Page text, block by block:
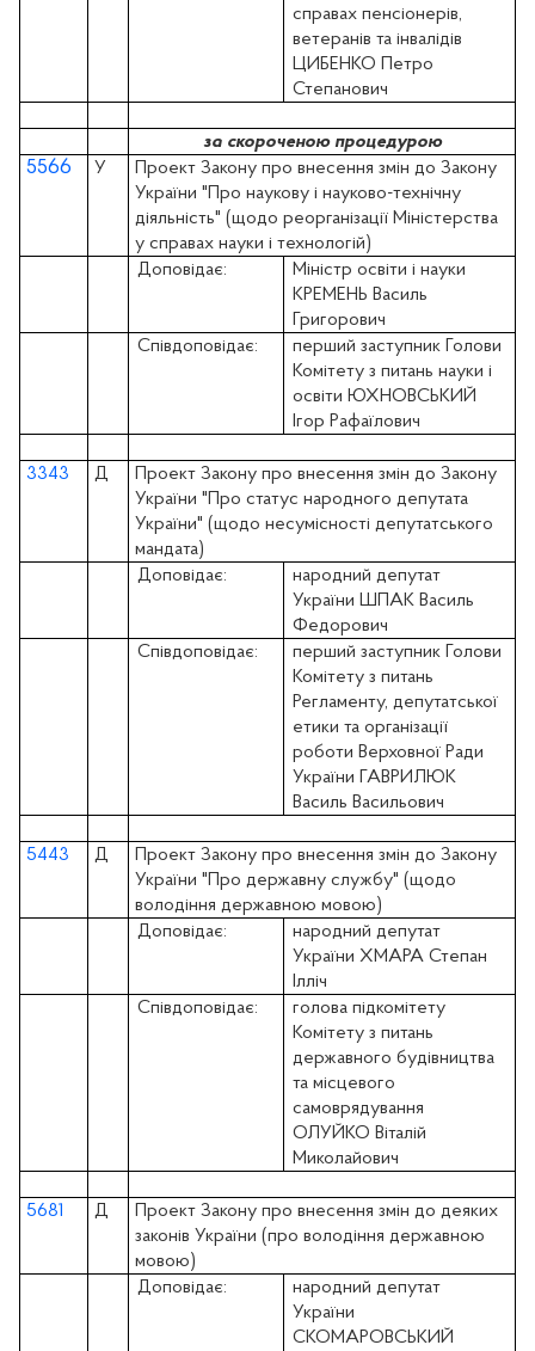
справах пенсіонерів,
ветеранів та інвалідів
ЦИБЕНКО Петро
Степанович
за скороченою процедурою
5566 У
Проект Закону про внесення змін до Закону
України "Про наукову і науково-технічну
діяльність" (щодо реорганізації Міністерства
у справах науки і технологій)
Доповідає:
Міністр освіти і науки
КРЕМЕНЬ Василь
Григорович
Співдоповідає:
перший заступник Голови
Комітету з питань науки і
освіти ЮХНОВСЬКИЙ
Ігор Рафаїлович
3343 Д
Проект Закону про внесення змін до Закону
України "Про статус народного депутата
України" (щодо несумісності депутатського
мандата)
Доповідає:
народний депутат
України ШПАК Василь
Федорович
Співдоповідає:
перший заступник Голови
Комітету з питань
Регламенту, депутатської
етики та організації
роботи Верховної Ради
України ГАВРИЛЮК
Василь Васильович
5443 Д
Проект Закону про внесення змін до Закону
України "Про державну службу" (щодо
володіння державною мовою)
Доповідає:
народний депутат
України ХМАРА Степан
Ілліч
Співдоповідає:
голова підкомітету
Комітету з питань
державного будівництва
та місцевого
самоврядування
ОЛУЙКО Віталій
Миколайович
5681 Д
Проект Закону про внесення змін до деяких
законів України (про володіння державною
мовою)
Доповідає:
народний депутат
України
СКОМАРОВСЬКИЙ